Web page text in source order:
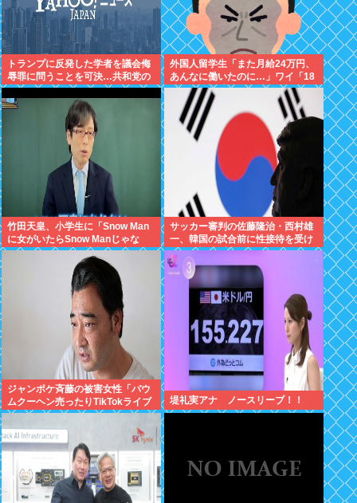
トランプに反発した学者を議会侮
辱罪に問うことを可決…共和党の
質問に黙秘したため
外国人留学生「また月給24万円、
あんなに働いたのに…」ワイ「18
万」→…論破した結果ｗｗｗ
竹田天皇、小学生に「Snow Man
に女がいたらSnow Manじゃな
い」で男系天皇を熱弁www
サッカー審判の佐藤隆治・西村雄
一、韓国の試合前に性接待を受け
ていた疑惑浮上
ジャンポケ斉藤の被害女性「バウ
ムクーヘン売ったりTikTokライブ
しててムカついたから示談しなか
った」←これ
堤礼実アナ ノースリーブ！！